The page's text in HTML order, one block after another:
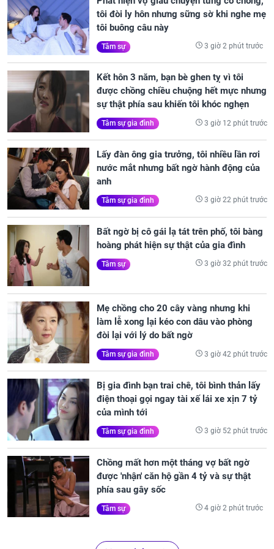
tôi đòi ly hôn nhưng sững sờ khi nghe mẹ
tôi buông câu này
Tâm sự 3 giờ 2 phút trước
Kết hôn 3 năm, bạn bè ghen tỵ vì tôi
được chồng chiều chuộng hết mực nhưng
sự thật phía sau khiến tôi khóc nghẹn
Tâm sự gia đình 3 giờ 12 phút trước
Lấy đàn ông gia trưởng, tôi nhiều lần rơi
nước mắt nhưng bất ngờ hành động của
anh
Tâm sự gia đình 3 giờ 22 phút trước
Bất ngờ bị cô gái lạ tát trên phố, tôi bàng
hoàng phát hiện sự thật của gia đình
Tâm sự 3 giờ 32 phút trước
Mẹ chồng cho 20 cây vàng nhưng khi
làm lễ xong lại kéo con dâu vào phòng
đòi lại với lý do bất ngờ
Tâm sự gia đình 3 giờ 42 phút trước
Bị gia đình bạn trai chê, tôi bình thản lấy
điện thoại gọi ngay tài xế lái xe xịn 7 tỷ
của mình tới
Tâm sự gia đình 3 giờ 52 phút trước
Chồng mất hơn một tháng vợ bất ngờ
được 'nhận' căn hộ gần 4 tỷ và sự thật
phía sau gây sốc
Tâm sự 4 giờ 2 phút trước